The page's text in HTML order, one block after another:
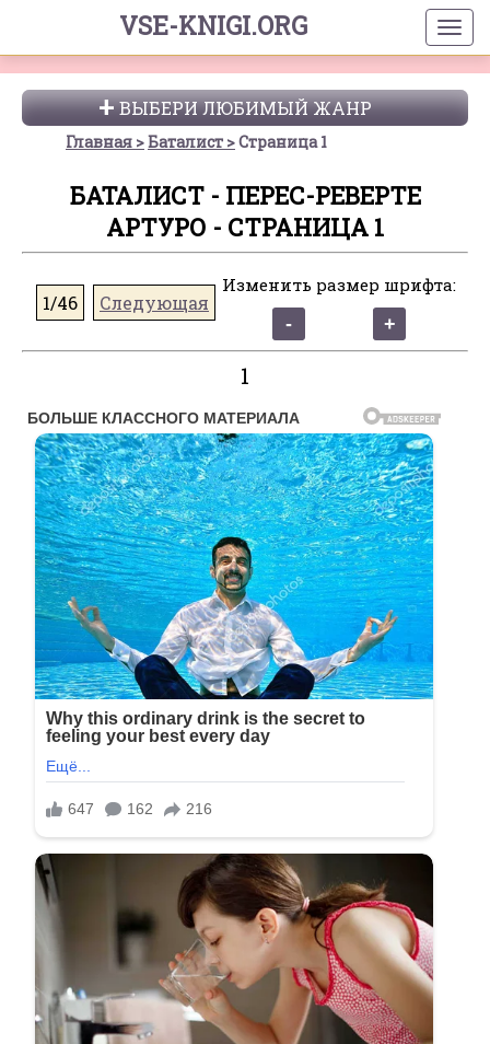
VSE-KNIGI.ORG
ВЫБЕРИ ЛЮБИМЫЙ ЖАНР
Главная Баталист Страница 1
БАТАЛИСТ - ПЕРЕС-РЕВЕРТЕ
АРТУРО - СТРАНИЦА 1
1/46 Следующая
Изменить размер шрифта:
1